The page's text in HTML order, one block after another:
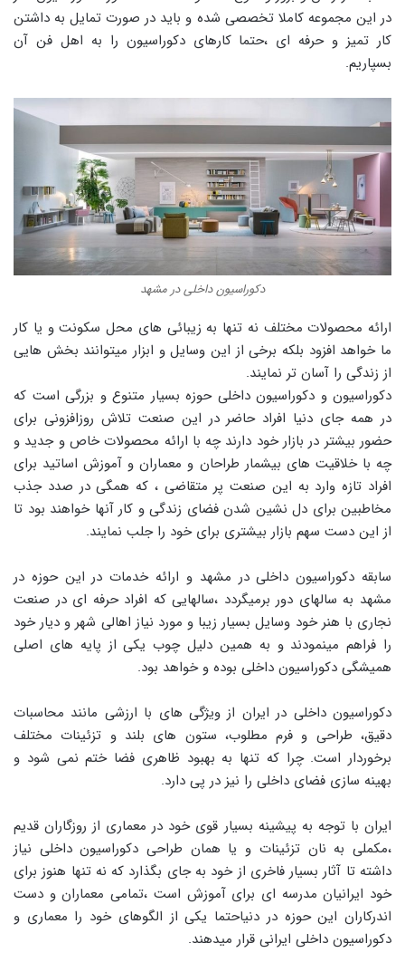
در این مجموعه کاملا تخصصی شده و باید در صورت تمایل به داشتن
کار تمیز و حرفه ای ،حتما کارهای دکوراسیون را به اهل فن آن
بسپاریم.
دکوراسیون داخلی در مشهد
ارائه محصولات مختلف نه تنها به زیبائی های محل سکونت و یا کار
ما خواهد افزود بلکه برخی از این وسایل و ابزار میتوانند بخش هایی
از زندگی را آسان تر نمایند.
دکوراسیون و دکوراسیون داخلی حوزه بسیار متنوع و بزرگی است که
در همه جای دنیا افراد حاضر در این صنعت تلاش روزافزونی برای
حضور بیشتر در بازار خود دارند چه با ارائه محصولات خاص و جدید و
چه با خلاقیت های بیشمار طراحان و معماران و آموزش اساتید برای
افراد تازه وارد به این صنعت پر متقاضی ، که همگی در صدد جذب
مخاطبین برای دل نشین شدن فضای زندگی و کار آنها خواهند بود تا
از این دست سهم بازار بیشتری برای خود را جلب نمایند.
سابقه دکوراسیون داخلی در مشهد و ارائه خدمات در این حوزه در
مشهد به سالهای دور برمیگردد ،سالهایی که افراد حرفه ای در صنعت
نجاری با هنر خود وسایل بسیار زیبا و مورد نیاز اهالی شهر و دیار خود
را فراهم مینمودند و به همین دلیل چوب یکی از پایه های اصلی
همیشگی دکوراسیون داخلی بوده و خواهد بود.
دکوراسیون داخلی در ایران از ویژگی های با ارزشی مانند محاسبات
دقیق، طراحی و فرم مطلوب، ستون های بلند و تزئینات مختلف
برخوردار است. چرا که تنها به بهبود ظاهری فضا ختم نمی شود و
بهینه سازی فضای داخلی را نیز در پی دارد.
ایران با توجه به پیشینه بسیار قوی خود در معماری از روزگاران قدیم
،مکملی به نان تزئینات و یا همان طراحی دکوراسیون داخلی نیاز
داشته تا آثار بسیار فاخری از خود به جای بگذارد که نه تنها هنوز برای
خود ایرانیان مدرسه ای برای آموزش است ،تمامی معماران و دست
اندرکاران این حوزه در دنیاحتما یکی از الگوهای خود را معماری و
دکوراسیون داخلی ایرانی قرار میدهند.